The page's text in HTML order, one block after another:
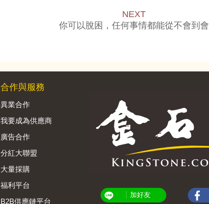
NEXT
你可以脫困，任何事情都能從不會到會
合作與服務
異業合作
我要成為供應商
廣告合作
分紅大聯盟
大量採購
福利平台
B2B供應鏈平台
加好友